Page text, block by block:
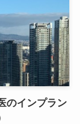
のインプラン